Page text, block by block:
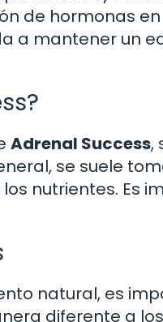
de hormonas
a mantener un
Adrenal Success,
se suele
nutrientes. Es
natural, es
diferente a